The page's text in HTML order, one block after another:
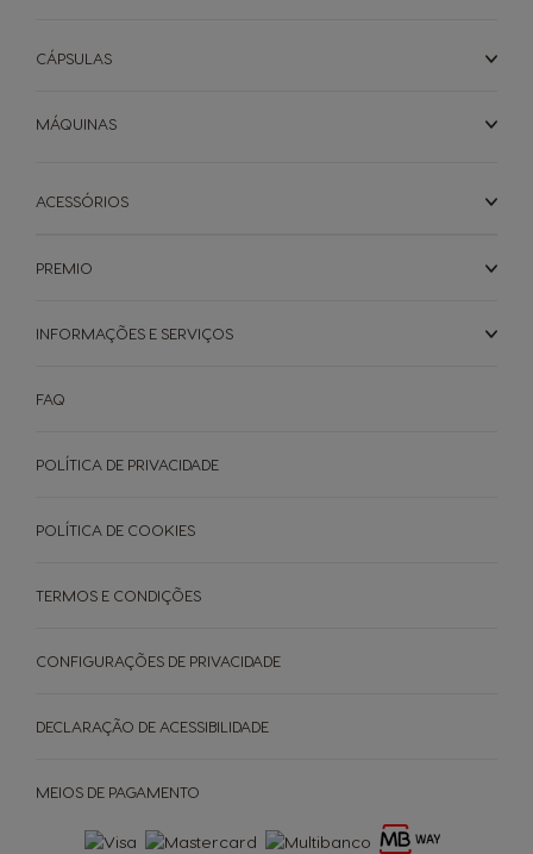
CÁPSULAS
MÁQUINAS
ACESSÓRIOS
PREMIO
INFORMAÇÕES E SERVIÇOS
MEIOS DE PAGAMENTO
FAQ
POLÍTICA DE PRIVACIDADE
POLÍTICA DE COOKIES
TERMOS E CONDIÇÕES
CONFIGURAÇÕES DE PRIVACIDADE
DECLARAÇÃO DE ACESSIBILIDADE